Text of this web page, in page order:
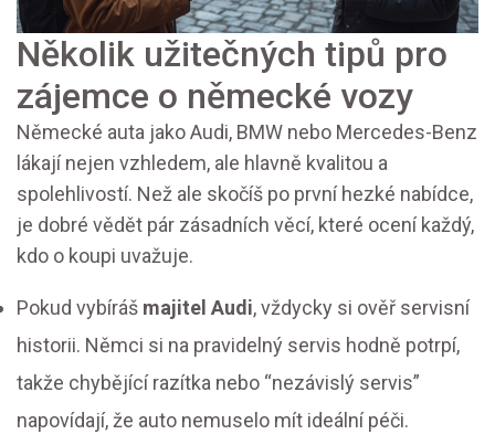
Několik užitečných tipů pro
zájemce o německé vozy
Německé auta jako Audi, BMW nebo Mercedes-Benz
lákají nejen vzhledem, ale hlavně kvalitou a
spolehlivostí. Než ale skočíš po první hezké nabídce,
je dobré vědět pár zásadních věcí, které ocení každý,
kdo o koupi uvažuje.
Pokud vybíráš majitel Audi, vždycky si ověř servisní
historii. Němci si na pravidelný servis hodně potrpí,
takže chybějící razítka nebo “nezávislý servis”
napovídají, že auto nemuselo mít ideální péči.